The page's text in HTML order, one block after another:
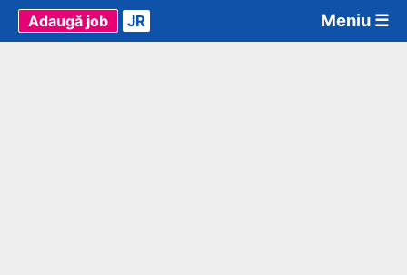
Meniu ☰
Adaugă job JR